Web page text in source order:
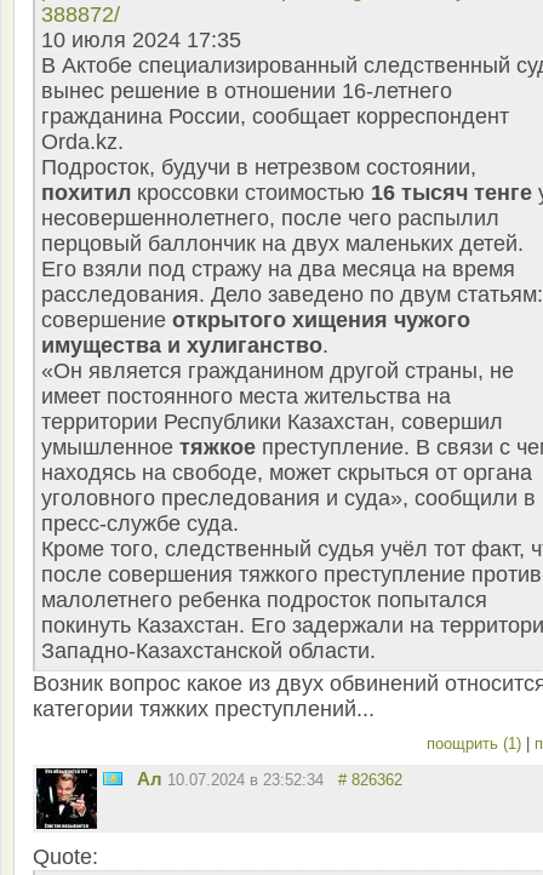
388872/
10 июля 2024 17:35
В Актобе специализированный следственный
вынес решение в отношении 16-летнего
гражданина России, сообщает корреспондент
Orda.kz.
Подросток, будучи в нетрезвом состоянии,
похитил кроссовки стоимостью 16 тысяч тенге
несовершеннолетнего, после чего распылил
перцовый баллончик на двух маленьких детей.
Его взяли под стражу на два месяца на время
расследования. Дело заведено по двум статьям:
совершение открытого хищения чужого
имущества и хулиганство.
«Он является гражданином другой страны, не
имеет постоянного места жительства на
территории Республики Казахстан, совершил
умышленное тяжкое преступление. В связи с
находясь на свободе, может скрыться от органа
уголовного преследования и суда», сообщили в
пресс-службе суда.
Кроме того, следственный судья учёл тот факт,
после совершения тяжкого преступление против
малолетнего ребенка подросток попытался
покинуть Казахстан. Его задержали на
Западно-Казахстанской области.
Возник вопрос какое из двух обвинений
категории тяжких преступлений...
поощрить (1) |
Ал 10.07.2024 в 23:52:34 # 826362
Quote: